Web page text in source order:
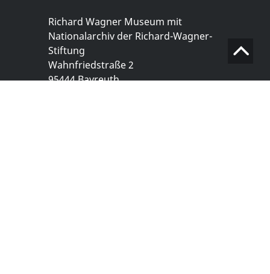
Richard Wagner Museum mit
Nationalarchiv der Richard-Wagner-
Stiftung
Wahnfriedstraße 2
95444 Bayreuth